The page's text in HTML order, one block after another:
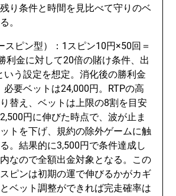
り条件と時間を見比べて守りのベ
。
スピン型）：1スピン10円×50回＝
利金に対して20倍の賭け条件、出
いう設定を想定。消化後の勝利金
必要ベットは24,000円。RTPの高
替え、ベットは上限の8割を目安
円に伸びた時点で、波が止ま
トを下げ、規約の除外ゲームに触
。結果的に3,500円で条件達成し
なので全額出金対象となる。この
ピンは初期の運で伸びるかがカギ
ベット調整ができれば完走確率は